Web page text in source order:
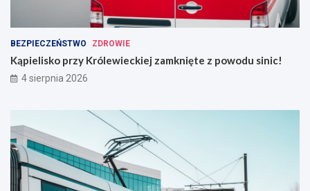
BEZPIECZEŃSTWO ZDROWIE
Kąpielisko przy Królewieckiej zamknięte z powodu sinic!
4 sierpnia 2026